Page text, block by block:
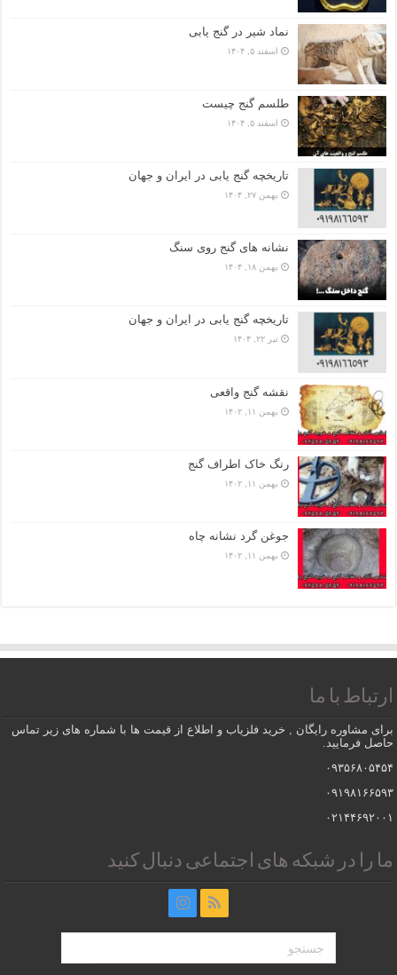
نماد شیر در گنج یابی
اسفند ۵, ۱۴۰۴
طلسم گنج چیست
اسفند ۵, ۱۴۰۴
تاریخچه گنج‌ یابی در ایران و جهان
بهمن ۲۷, ۱۴۰۴
نشانه های گنج روی سنگ
بهمن ۱۸, ۱۴۰۴
تاریخچه گنج‌ یابی در ایران و جهان
تیر ۲۲, ۱۴۰۴
نقشه گنج واقعی
بهمن ۱۱, ۱۴۰۲
رنگ خاک اطراف گنج
بهمن ۱۱, ۱۴۰۲
جوغن گرد نشانه چاه
بهمن ۱۱, ۱۴۰۲
ارتباط با ما
برای مشاوره رایگان , خرید فلزیاب و اطلاع از قیمت ها با شماره های زیر تماس
حاصل فرمایید.
۰۹۳۵۶۸۰۵۴۵۴
۰۹۱۹۸۱۶۶۵۹۳
۰۲۱۴۴۶۹۲۰۰۱
ما را در شبکه های اجتماعی دنبال کنید